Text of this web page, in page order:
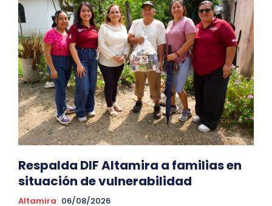
Respalda DIF Altamira a familias en
situación de vulnerabilidad
Altamira 06/08/2026